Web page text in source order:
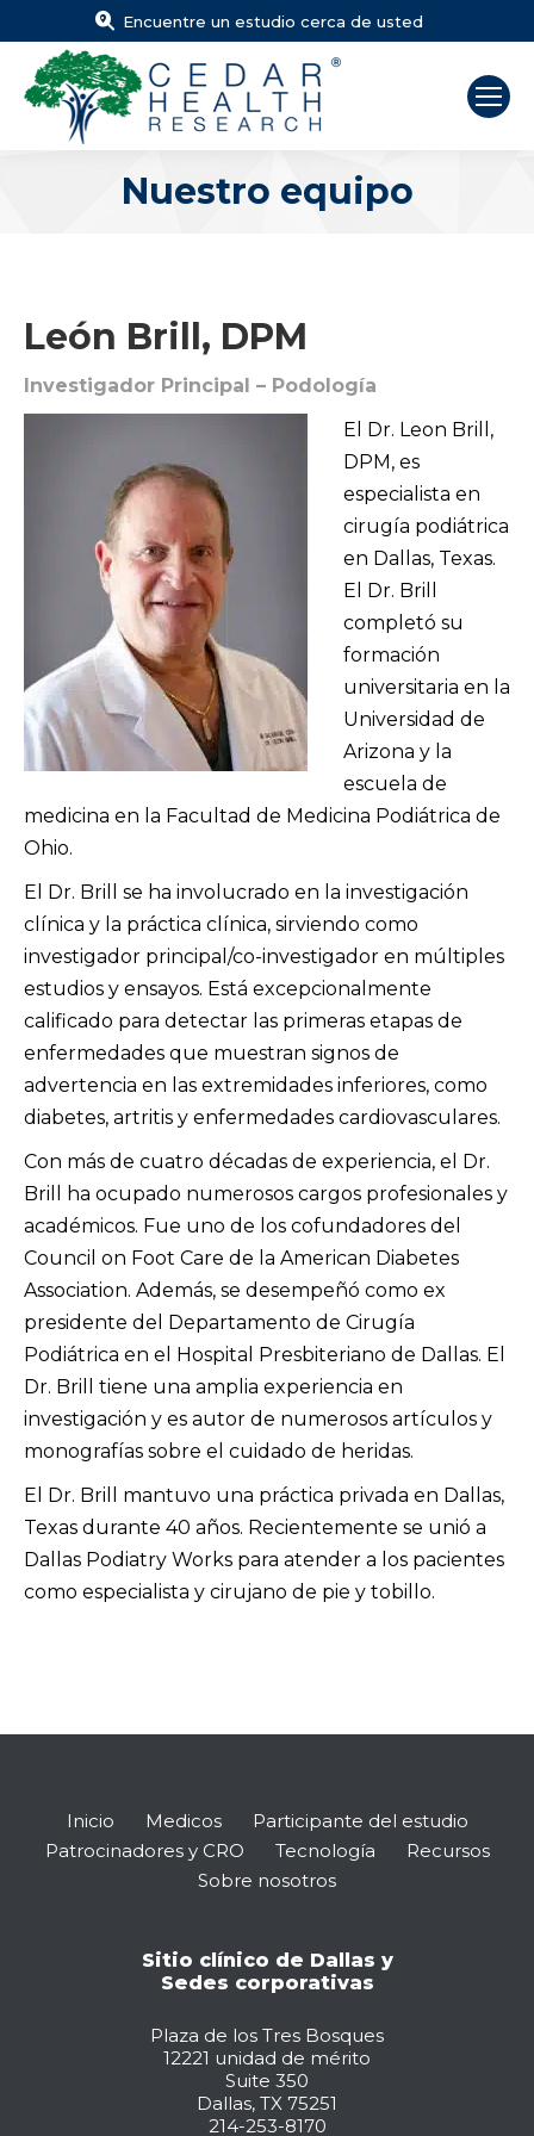
Encuentre un estudio cerca de usted
Nuestro equipo
Estás aquí:
León Brill, DPM
Investigador Principal – Podología
El Dr. Leon Brill,
DPM, es
especialista en
cirugía podiátrica
en Dallas, Texas.
El Dr. Brill
completó su
formación
universitaria en la
Universidad de
Arizona y la
escuela de
medicina en la Facultad de Medicina Podiátrica de
Ohio.
El Dr. Brill se ha involucrado en la investigación
clínica y la práctica clínica, sirviendo como
investigador principal/co-investigador en múltiples
estudios y ensayos. Está excepcionalmente
calificado para detectar las primeras etapas de
enfermedades que muestran signos de
advertencia en las extremidades inferiores, como
diabetes, artritis y enfermedades cardiovasculares.
Con más de cuatro décadas de experiencia, el Dr.
Brill ha ocupado numerosos cargos profesionales y
académicos. Fue uno de los cofundadores del
Council on Foot Care de la American Diabetes
Association. Además, se desempeñó como ex
presidente del Departamento de Cirugía
Podiátrica en el Hospital Presbiteriano de Dallas. El
Dr. Brill tiene una amplia experiencia en
investigación y es autor de numerosos artículos y
monografías sobre el cuidado de heridas.
El Dr. Brill mantuvo una práctica privada en Dallas,
Texas durante 40 años. Recientemente se unió a
Dallas Podiatry Works para atender a los pacientes
como especialista y cirujano de pie y tobillo.
Inicio Medicos
Participante del estudio
Patrocinadores y CRO
Tecnología
Recursos
Sobre nosotros
Sitio clínico de Dallas y
Sedes corporativas
Plaza de los Tres Bosques
12221 unidad de mérito
Suite 350
Dallas, TX 75251
214-253-8170